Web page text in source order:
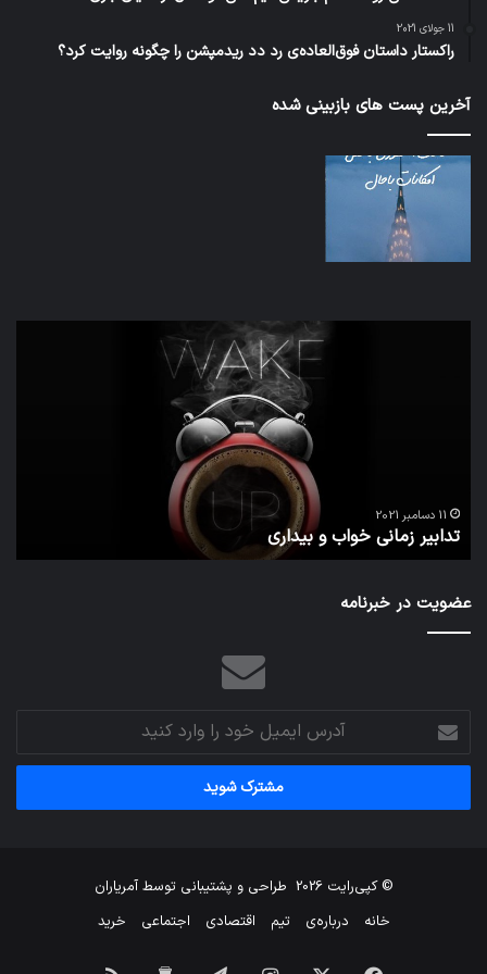
11 جولای 2021
راکستار داستان فوق‌العاده‌ی رد دد ریدمپشن را چگونه روایت کرد؟
آخرین پست های بازبینی شده
11 دسامبر 2021
تدابیر زمانی خواب و بیداری
عضویت در خبرنامه
آدرس
ایمیل
خود
وارد
© کپی‌رایت 2026 طراحی و پشتیبانی توسطآمریاران
خانه
درباره‌ی تیم اقتصادی اجتماعی خرید